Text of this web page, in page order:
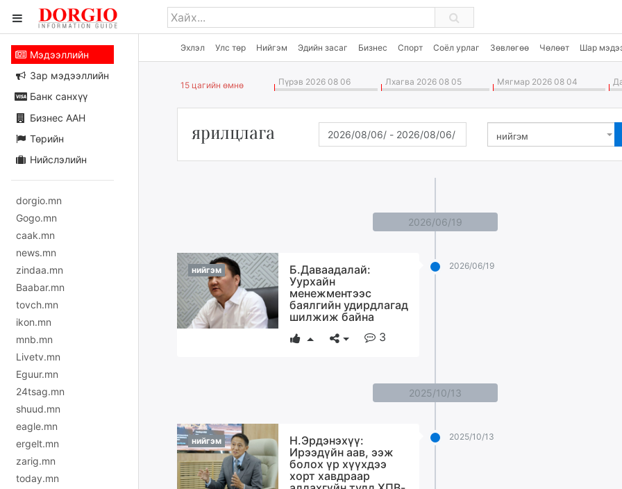
Эхлэл Улс төр Нийгэм Эдийн засаг Бизнес Спорт Соёл урлаг Зөвлөгөө Чөлөөт Шар
Мэдээллийн
Зар мэдээллийн
Банк санхүү
Бизнес ААН
Төрийн
Нийслэлийн
dorgio.mn
Gogo.mn
caak.mn
news.mn
zindaa.mn
Baabar.mn
tovch.mn
ikon.mn
mnb.mn
Livetv.mn
Eguur.mn
24tsag.mn
shuud.mn
eagle.mn
ergelt.mn
zarig.mn
today.mn
15 цагийн өмнө Пүрэв 2026 08 06 Лхагва 2026 08 05 Мягмар 2026 08 04
ярилцлага нийгэм
2026/06/19
2026/06/19
нийгэм
Б.Даваадалай:
Уурхайн
менежментээс
баялгийн удирдлагад
шилжиж байна
3
2025/10/13
2025/10/13
нийгэм
Н.Эрдэнэхүү:
Ирээдүйн аав, ээж
болох үр хүүхдээ
хорт хавдраар